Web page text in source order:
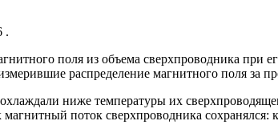
.
поля из объема сверхпроводника при
распределение магнитного поля за
ниже температуры их
поток сверхпроводника сохранялся: